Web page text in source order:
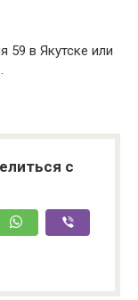
59 в Якутске или
с